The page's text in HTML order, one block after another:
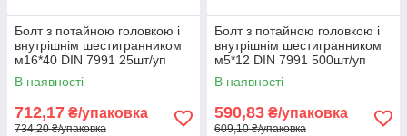
Болт з потайною головкою і
внутрішнім шестигранником
м16*40 DIN 7991 25шт/уп
В наявності
712,17 ₴/упаковка
734,20 ₴/упаковка
Болт з потайною головкою і
внутрішнім шестигранником
м5*12 DIN 7991 500шт/уп
В наявності
590,83 ₴/упаковка
609,10 ₴/упаковка